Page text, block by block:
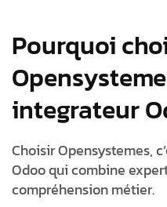
Pourquoi
integrateur
Choisir Opensystemes,
Odooqui combine
compréhension métier.